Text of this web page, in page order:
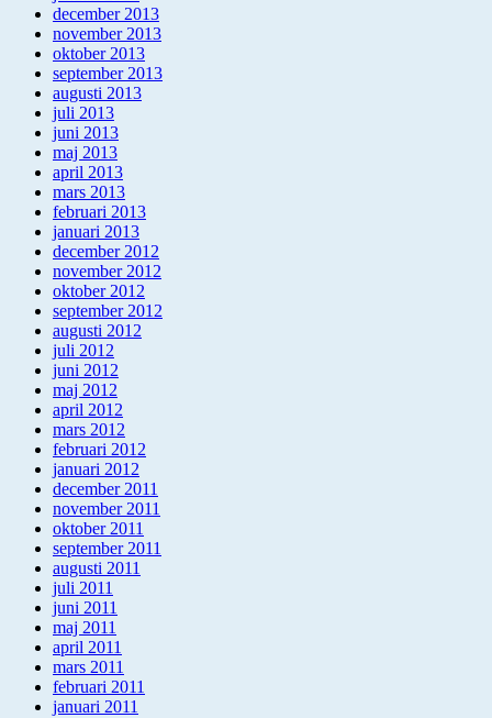
december 2013
november 2013
oktober 2013
september 2013
augusti 2013
juli 2013
juni 2013
maj 2013
april 2013
mars 2013
februari 2013
januari 2013
december 2012
november 2012
oktober 2012
september 2012
augusti 2012
juli 2012
juni 2012
maj 2012
april 2012
mars 2012
februari 2012
januari 2012
december 2011
november 2011
oktober 2011
september 2011
augusti 2011
juli 2011
juni 2011
maj 2011
april 2011
mars 2011
februari 2011
januari 2011